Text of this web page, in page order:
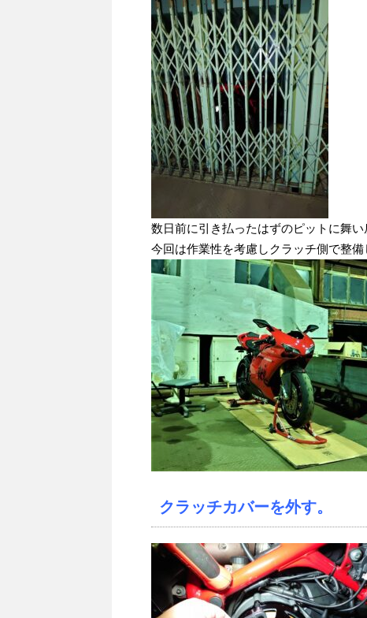
数日前に引き払ったはずのピットに舞い
今回は作業性を考慮しクラッチ側で整備
クラッチカバーを外す。